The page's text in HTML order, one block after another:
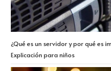
¿Qué es un servidor y por qué es
Explicación para niños